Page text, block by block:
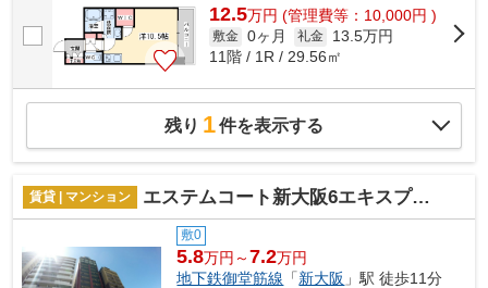
12.5万円 (管理費等：10,000円 )
敷金 0ヶ月 礼金
13.5万円
11階 / 1R / 29.56㎡
残り 1件を表示する
賃貸 | マンション エステムコート新大阪6エキスプレイス
敷0
5.8万円～7.2万円
地下鉄御堂筋線 「新大阪 」駅 徒歩11分